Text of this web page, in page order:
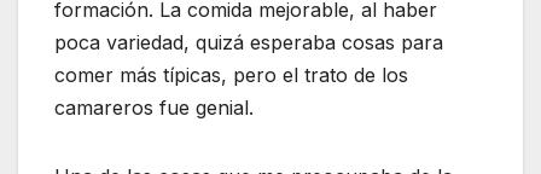
formación. La comida mejorable, al haber
poca variedad, quizá esperaba cosas para
comer más típicas, pero el trato de los
camareros fue genial.